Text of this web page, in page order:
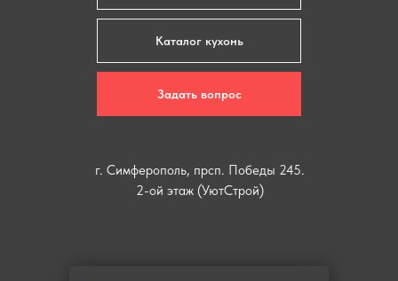
Каталог кухонь
Задать вопрос
г. Симферополь, прсп. Победы 245.
2-ой этаж (УютСтрой)